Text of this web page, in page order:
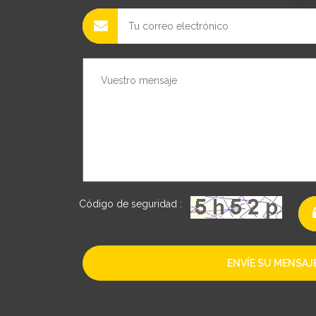
Código de seguridad :
ENVÍE SU